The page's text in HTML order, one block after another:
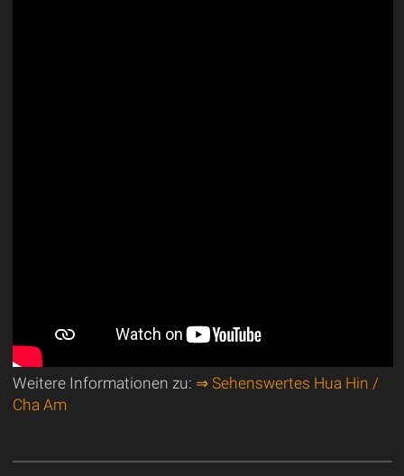
Weitere Informationen zu: ⇒ Sehenswertes Hua Hin /
Cha Am